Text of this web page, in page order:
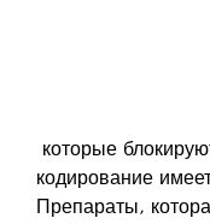
кодирование
Препараты,